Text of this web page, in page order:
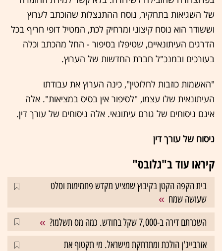
של השגיאות בתחקיר, נוסח ההתנצלות שהוכתב לערוץ
וששודר הוא נוסח קיצוני ומרחיק לכת, המטיל דופי חריף בכל
הדרגים העיתונאיים, שטיפלו בסיפור - החל מהכתב וכלה
בעורכים ובמנכ"ל חברת החדשות של הערוץ.
"האשמות כוזבות לחלוטין", כינה הערוץ את עבודתו
העיתונאית שלו עצמו, "לסיפור אין בסיס במציאות". אלה
אינם ניסוחים של גורם עיתונאי. אלה ניסוחים של עורך דין.
ניסוח של עורך דין
קיראו עוד ב"גלובס"
בית הקפה הקטן בקיבוץ שמציע מקדש פחמימות וסלט
שעושה שמח
השכרתם דירה ב-7,000 שקל בחודש. כמה מס תשלמו?
אזרבייג'ן הולכת ומתרחקת מישראל. מי תקטוף את